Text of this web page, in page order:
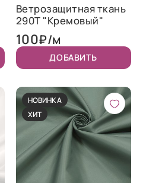
Ветрозащитная ткань
290T "Кремовый"
100₽/м
ДОБАВИТЬ
НОВИНКА
ХИТ